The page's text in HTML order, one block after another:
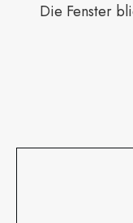
Die Fenster